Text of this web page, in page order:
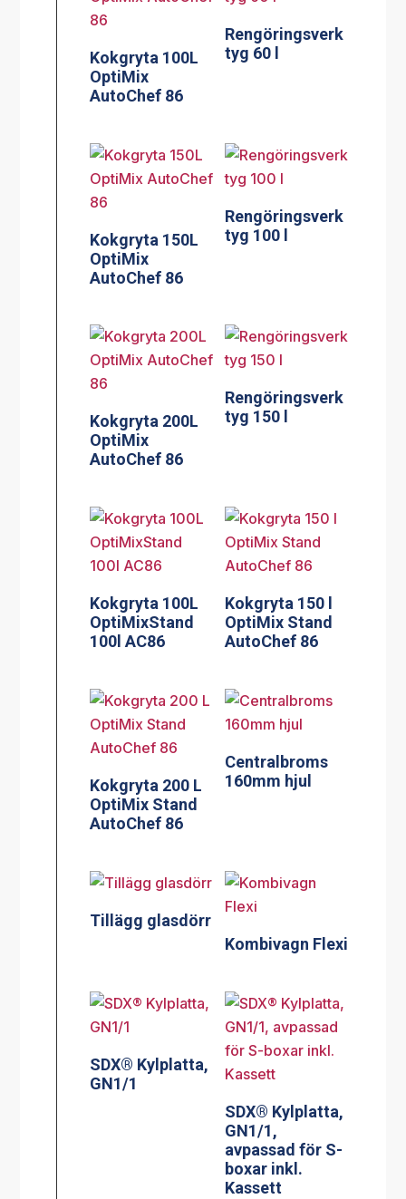
Kokgryta 100L
OptiMix
AutoChef 86
Rengöringsverk
tyg 60 l
Kokgryta 150L
OptiMix
AutoChef 86
Rengöringsverk
tyg 100 l
Kokgryta 200L
OptiMix
AutoChef 86
Rengöringsverk
tyg 150 l
Kokgryta 100L
OptiMixStand
100l AC86
Kokgryta 150 l
OptiMix Stand
AutoChef 86
Kokgryta 200 L
OptiMix Stand
AutoChef 86
Centralbroms
160mm hjul
Tillägg glasdörr
Kombivagn Flexi
SDX® Kylplatta,
GN1/1
SDX® Kylplatta,
GN1/1,
avpassad för S-
boxar inkl.
Kassett